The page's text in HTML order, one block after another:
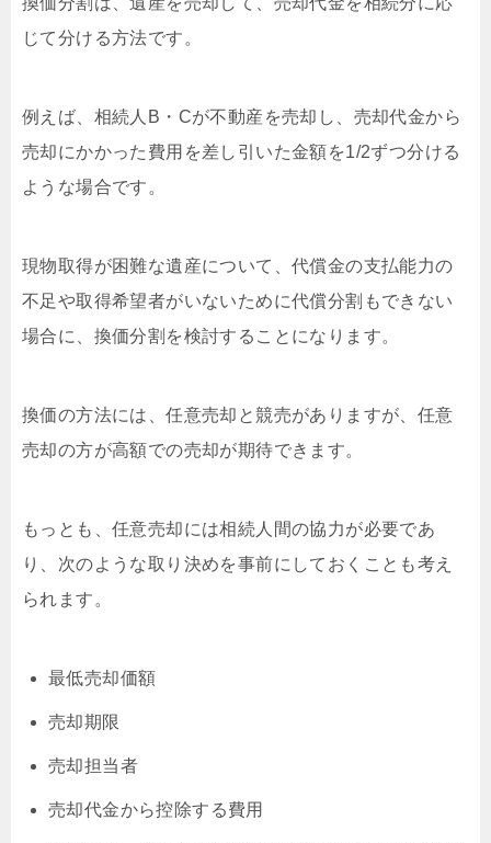
じて分ける方法です。
例えば、相続人B・Cが不動産を売却し、売却代金から
売却にかかった費用を差し引いた金額を1/2ずつ分ける
ような場合です。
現物取得が困難な遺産について、代償金の支払能力の
不足や取得希望者がいないために代償分割もできない
場合に、換価分割を検討することになります。
換価の方法には、任意売却と競売がありますが、任意
売却の方が高額での売却が期待できます。
もっとも、任意売却には相続人間の協力が必要であ
り、次のような取り決めを事前にしておくことも考え
られます。
最低売却価額
売却期限
売却担当者
売却代金から控除する費用